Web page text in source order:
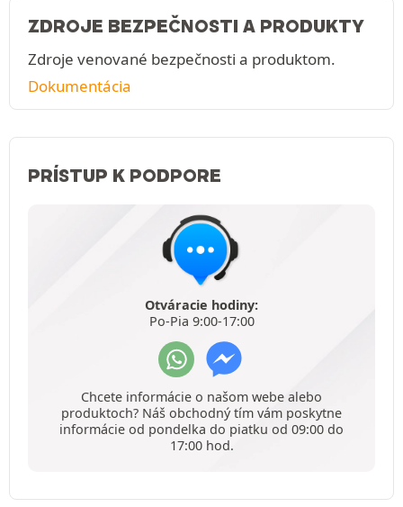
ZDROJE BEZPEČNOSTI A PRODUKTY
Zdroje venované bezpečnosti a produktom.
Dokumentácia
PRÍSTUP K PODPORE
Otváracie hodiny:
Po-Pia 9:00-17:00
Chcete informácie o našom webe alebo
produktoch? Náš obchodný tím vám poskytne
informácie od pondelka do piatku od 09:00 do
17:00 hod.